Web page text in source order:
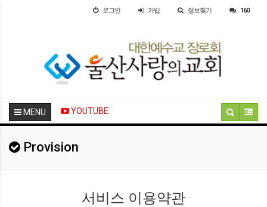
로그인 가입 정보찾기 160
MENU YOUTUBE
Provision
서비스 이용약관